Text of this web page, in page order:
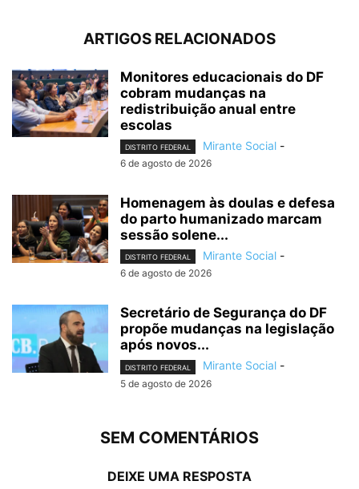
ARTIGOS RELACIONADOS
Monitores educacionais do DF
cobram mudanças na
redistribuição anual entre
escolas
DISTRITO FEDERAL Mirante Social -
6 de agosto de 2026
Homenagem às doulas e defesa
do parto humanizado marcam
sessão solene...
DISTRITO FEDERAL Mirante Social -
6 de agosto de 2026
Secretário de Segurança do DF
propõe mudanças na legislação
após novos...
DISTRITO FEDERAL Mirante Social -
5 de agosto de 2026
SEM COMENTÁRIOS
DEIXE UMA RESPOSTA